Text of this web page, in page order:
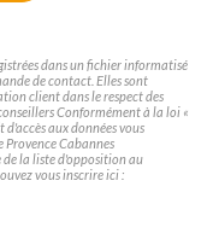
dans un fichier informatisé
de contact. Elles sont
client dans le respect des
Conformément à la loi «
aux données vous
Cabannes
de la liste d'opposition au
vous inscrire ici :